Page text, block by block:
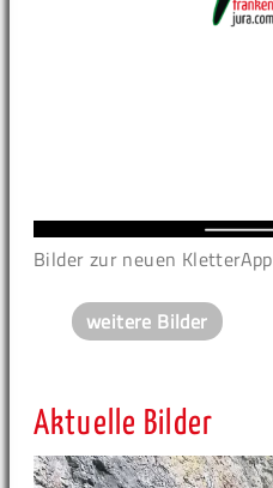
Bilder zur neuen KletterApp
weitere Bilder
Aktuelle Bilder